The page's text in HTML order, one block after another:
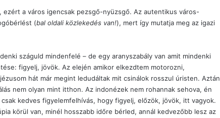
a város igencsak pezsgő-nyüzsgő. Az autentikus város-
(bal oldali közlekedés van!), mert így mutatja meg az igazi
száguld mindenfelé – de egy aranyszabály van amit mindenki
figyelj, jövök. Az elején amikor elkezdtem motorozni,
hát már megint ledudáltak mit csinálok rosszul úristen. Aztán
nem olyan mint itthon. Az indonézek nem rohannak sehova, én
kedves figyelemfelhívás, hogy figyelj, előzök, jövök, itt vagyok.
körül van, minél hosszabb időre bérled, annál kedvezőbb lesz az